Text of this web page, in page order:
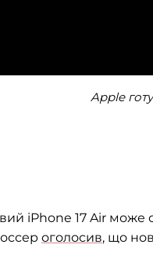
Apple
iPhone 17 Air може
оголосив, що